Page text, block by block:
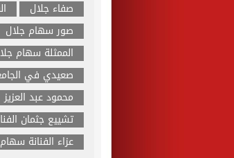
صفاء جلال
صور سهام جلال
الممثلة سهام
صعيدي في
محمود عبد العزيز
تشييع جثمان
عزاء الفنانة